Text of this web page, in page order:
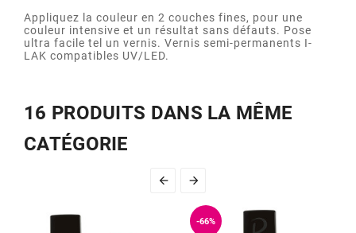
Appliquez la couleur en 2 couches fines, pour une
couleur intensive et un résultat sans défauts. Pose
ultra facile tel un vernis. Vernis semi-permanents I-
LAK compatibles UV/LED.
16 PRODUITS DANS LA MÊME
CATÉGORIE
 
-66%